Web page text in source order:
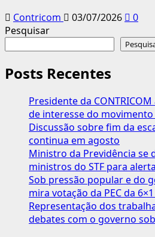
Contricom 03/07/2026
0
Pesquisar
Posts Recentes
Presidente da
de interesse do
Discussão sobre fim da
continua em agosto
Ministro da Previdência se
ministros do STF para
Sob pressão popular e do
mira votação da PEC da
Representação dos
debates com o governo